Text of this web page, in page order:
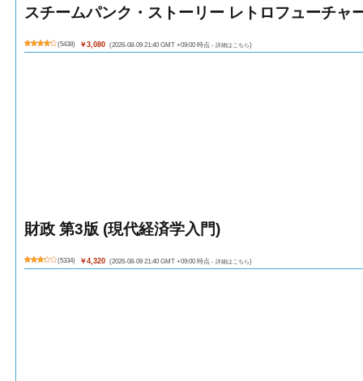
スチームパンク・ストーリー レトロフューチャ
(5438) ￥3,080 (2026-08-09 21:40 GMT +09:00 時点 - 詳細はこちら)
財政 第3版 (現代経済学入門)
(5334) ￥4,320 (2026-08-09 21:40 GMT +09:00 時点 - 詳細はこちら)